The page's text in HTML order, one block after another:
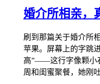
婚介所相亲，
刷到那篇关于婚介所
苹果。屏幕上的字跳
高”——这行字像颗小
周和闺蜜聚餐，她刚